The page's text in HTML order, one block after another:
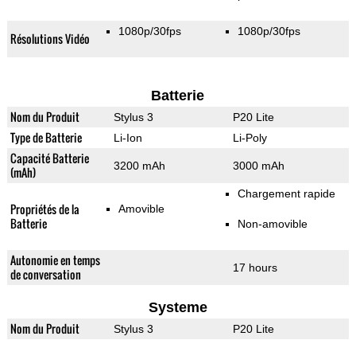
Résolutions Vidéo 1080p/30fps 1080p/30fps
Batterie
Nom du Produit Stylus 3 P20 Lite
Type de Batterie Li-Ion Li-Poly
Capacité Batterie
(mAh)
3200 mAh 3000 mAh
Propriétés de la
Batterie
Amovible
Chargement rapide
Non-amovible
Autonomie en temps
de conversation
17 hours
Systeme
Nom du Produit Stylus 3 P20 Lite